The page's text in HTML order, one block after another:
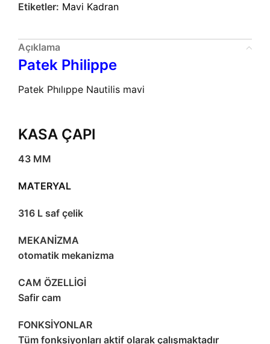
Etiketler: Mavi Kadran
Açıklama
Patek Philippe
Patek Phılıppe Nautilis mavi
KASA ÇAPI
43 MM
MATERYAL
316 L saf çelik
MEKANİZMA
otomatik mekanizma
CAM ÖZELLİGİ
Safir cam
FONKSİYONLAR
Tüm fonksiyonları aktif olarak çalışmaktadır